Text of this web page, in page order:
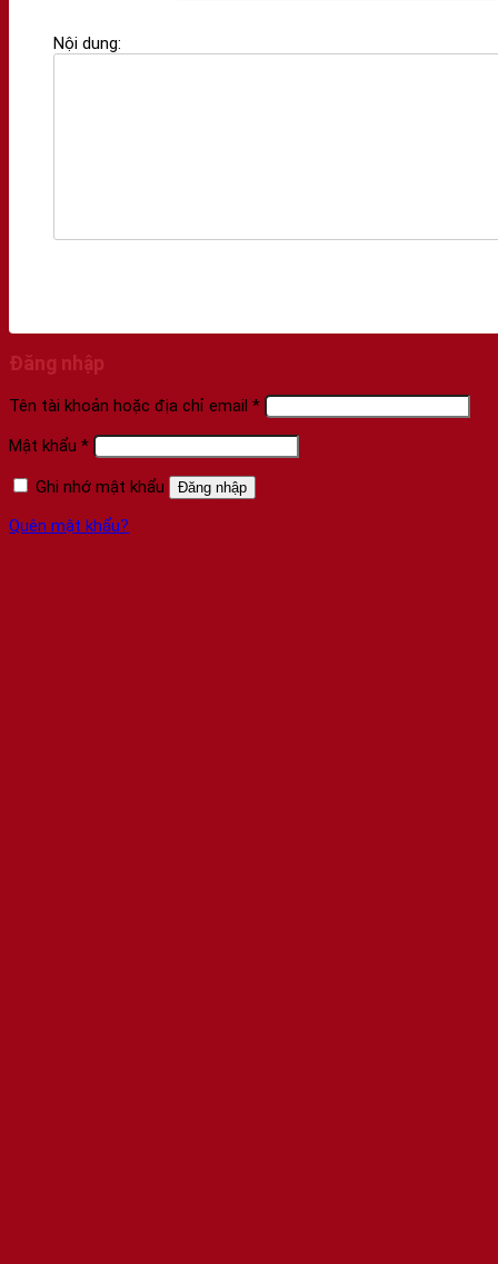
Nội dung:
Đăng nhập
Tên tài khoản hoặc địa chỉ email *
Mật khẩu *
Ghi nhớ mật khẩu Đăng nhập
Quên mật khẩu?